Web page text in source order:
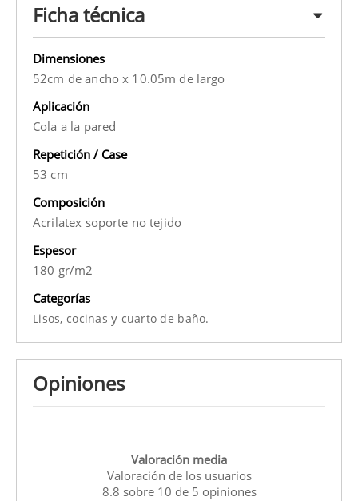
Ficha técnica
Dimensiones
52cm de ancho x 10.05m de largo
Aplicación
Cola a la pared
Repetición / Case
53 cm
Composición
Acrilatex soporte no tejido
Espesor
180 gr/m2
Categorías
Lisos, cocinasy cuarto de baño.
Opiniones
Valoración media
Valoración de los usuarios
8.8 sobre 10 de 5 opiniones